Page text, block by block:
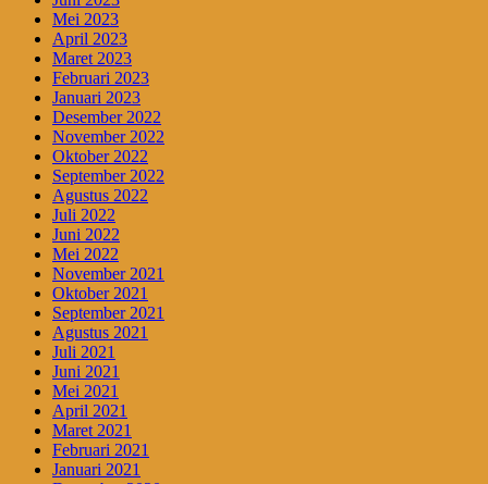
Mei 2023
April 2023
Maret 2023
Februari 2023
Januari 2023
Desember 2022
November 2022
Oktober 2022
September 2022
Agustus 2022
Juli 2022
Juni 2022
Mei 2022
November 2021
Oktober 2021
September 2021
Agustus 2021
Juli 2021
Juni 2021
Mei 2021
April 2021
Maret 2021
Februari 2021
Januari 2021